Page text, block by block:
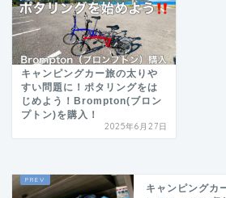
キャンピングカー旅の太りや
すい問題に！ポタリングをは
じめよう！Brompton(ブロン
プトン)を購入！
2025年6月27日
キャンピングカ